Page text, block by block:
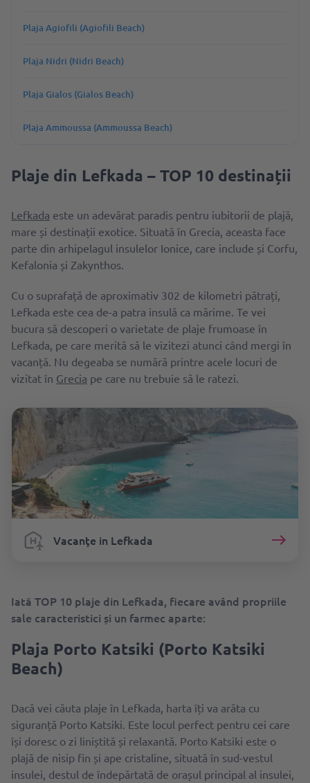
Plaja Agiofili (Agiofili Beach)
Plaja Nidri (Nidri Beach)
Plaja Gialos (Gialos Beach)
Plaja Ammoussa (Ammoussa Beach)
Plaje din Lefkada – TOP 10 destinații
Lefkada este un adevărat paradis pentru iubitorii de plajă,
mare și destinații exotice. Situată în Grecia, aceasta face
parte din arhipelagul insulelor Ionice, care include și Corfu,
Kefalonia și Zakynthos.
Cu o suprafață de aproximativ 302 de kilometri pătrați,
Lefkada este cea de-a patra insulă ca mărime. Te vei
bucura să descoperi o varietate de plaje frumoase în
Lefkada, pe care merită să le vizitezi atunci când mergi în
vacanță. Nu degeaba se numără printre acele locuri de
vizitat în Grecia pe care nu trebuie să le ratezi.
Vacanţe in Lefkada
Iată TOP 10 plaje din Lefkada, fiecare având propriile
sale caracteristici și un farmec aparte:
Plaja Porto Katsiki (Porto Katsiki
Beach)
Dacă vei căuta plaje în Lefkada, harta îți va arăta cu
siguranță Porto Katsiki. Este locul perfect pentru cei care
își doresc o zi liniștită și relaxantă. Porto Katsiki este o
plajă de nisip fin și ape cristaline, situată în sud-vestul
insulei, destul de îndepărtată de orașul principal al insulei,